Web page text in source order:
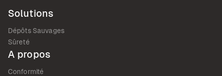
Solutions
Dépôts Sauvages
Sûreté
A propos
Conformité